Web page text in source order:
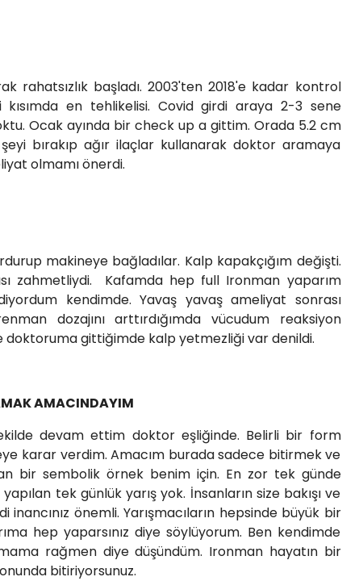
rahatsızlık başladı. 2003'ten 2018'e kadar kontrol
en tehlikelisi. Covid girdi araya 2-3 sene
Ocak ayında bir check up a gittim. Orada 5.2 cm
bırakıp ağır ilaçlar kullanarak doktor aramaya
olmamı önerdi.
makineye bağladılar. Kalp kapakçığım değişti.
zahmetliydi. Kafamda hep full Ironman yaparım
kendimde. Yavaş yavaş ameliyat sonrası
dozajını arttırdığımda vücudum reaksiyon
doktoruma gittiğimde kalp yetmezliği var denildi.
AMACINDAYIM
devam ettim doktor eşliğinde. Belirli bir form
karar verdim. Amacım burada sadece bitirmek ve
bir sembolik örnek benim için. En zor tek günde
tek günlük yarış yok. İnsanların size bakışı ve
önemli. Yarışmacıların hepsinde büyük bir
hep yaparsınız diye söylüyorum. Ben kendimde
rağmen diye düşündüm. Ironman hayatın bir
bitiriyorsunuz.